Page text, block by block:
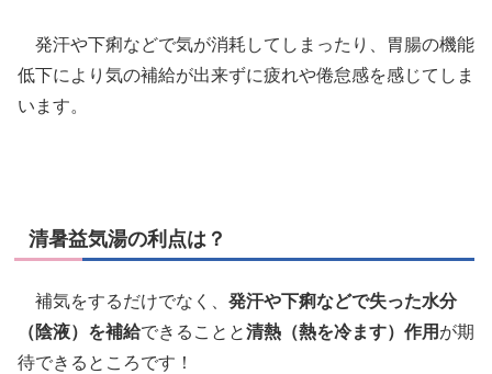
発汗や下痢などで気が消耗してしまったり、胃腸の機能
低下により気の補給が出来ずに疲れや倦怠感を感じてしま
います。
清暑益気湯の利点は？
補気をするだけでなく、 発汗や下痢などで失った水分
（陰液）を補給できることと清熱（熱を冷ます）作用 が期
待できるところです！